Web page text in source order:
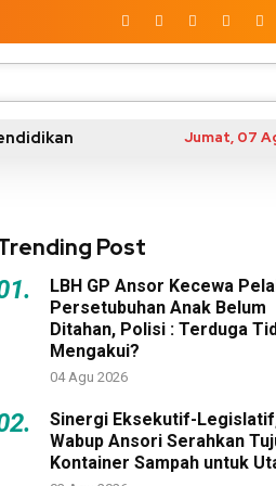
Jumat, 07
Post
LBH GP Ansor Kecewa
Persetubuhan Anak Belum
Ditahan, Polisi : Terduga
Mengakui?
04 Agu 2026
Sinergi Eksekutif-
Wabup Ansori Serahkan
Kontainer Sampah untuk